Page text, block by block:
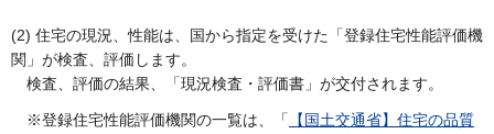
(2) 住宅の現況、性能は、国から指定を受けた「登録住宅性能評価機
関」が検査、評価します。
検査、評価の結果、「現況検査・評価書」が交付されます。
※登録住宅性能評価機関の一覧は、「
【国土交通省】住宅の品質